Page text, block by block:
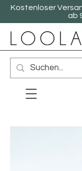
Kostenloser
ab